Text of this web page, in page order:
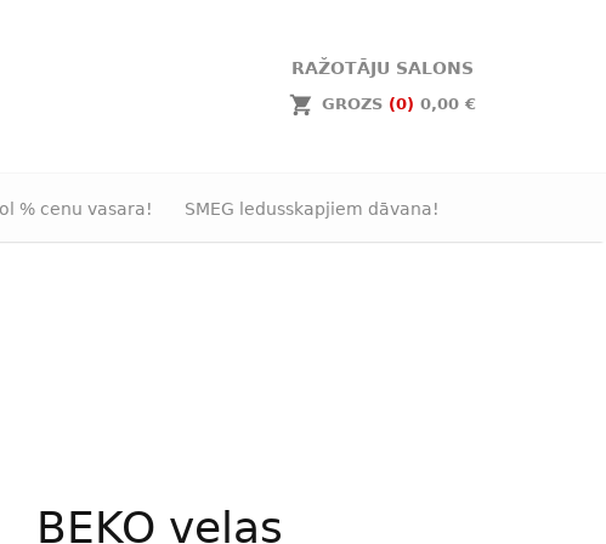
RAŽOTĀJU SALONS
GROZS (0) 0,00 €
% cenu vasara! SMEG ledusskapjiem dāvana!
BEKO veļas